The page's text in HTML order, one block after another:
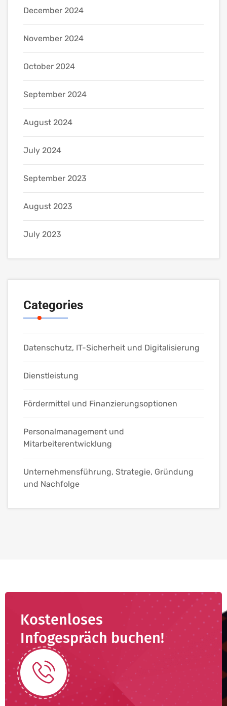
December 2024
November 2024
October 2024
September 2024
August 2024
July 2024
September 2023
August 2023
July 2023
Categories
Datenschutz, IT-Sicherheit und Digitalisierung
Dienstleistung
Fördermittel und Finanzierungsoptionen
Personalmanagement und
Mitarbeiterentwicklung
Unternehmensführung, Strategie, Gründung
und Nachfolge
Kostenloses
Infogespräch buchen!